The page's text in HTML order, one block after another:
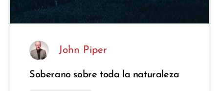
John Piper
Soberano sobre toda la naturaleza